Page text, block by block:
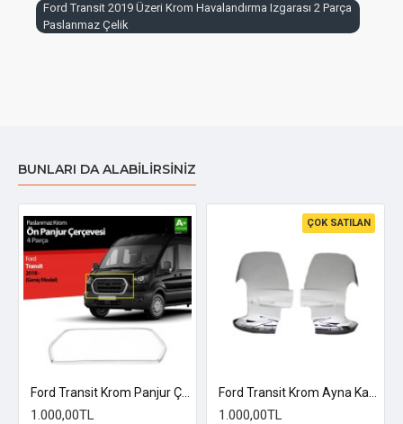
Ford Transit 2019 Üzeri Krom Havalandırma Izgarası 2 Parça
Paslanmaz Çelik
BUNLARI DA ALABILIRSINIZ
1.000,00TL
ÇOK SATILAN
1.000,00TL